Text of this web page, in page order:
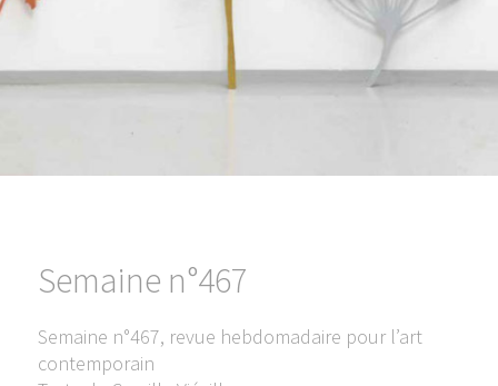
Semaine n°467
Semaine n°467, revue hebdomadaire pour l’art
contemporain